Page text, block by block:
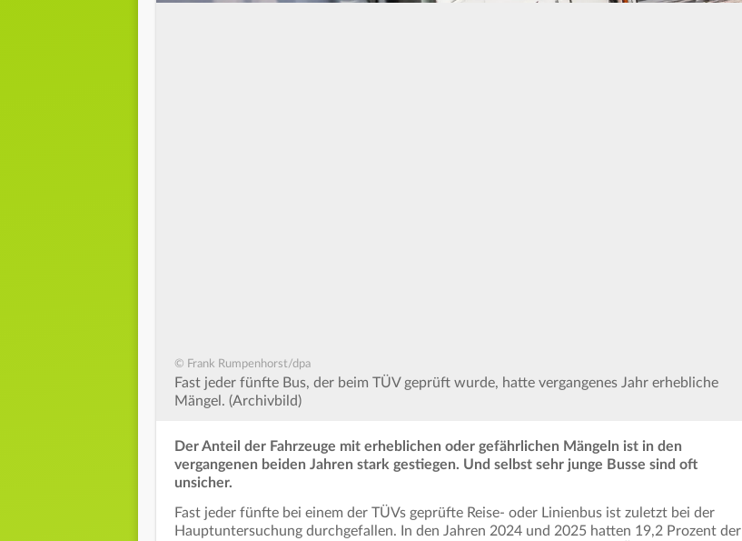
© Frank Rumpenhorst/dpa
Fast jeder fünfte Bus, der beim TÜV geprüft wurde, hatte vergangenes Jahr erhebliche
Mängel. (Archivbild)
Der Anteil der Fahrzeuge mit erheblichen oder gefährlichen Mängeln ist in den
vergangenen beiden Jahren stark gestiegen. Und selbst sehr junge Busse sind oft
unsicher.
Fast jeder fünfte bei einem der TÜVs geprüfte Reise- oder Linienbus ist zuletzt bei der
Hauptuntersuchung durchgefallen. In den Jahren 2024 und 2025 hatten 19,2 Prozent der